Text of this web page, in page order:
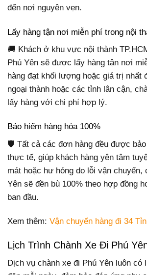
đến nơi nguyên vẹn.
Lấy hàng tận nơi miễn phí trong nội
🚚 Khách ở khu vực nội thành
Phú Yên sẽ được lấy hàng tận nơi
hàng đạt khối lượng hoặc giá trị nhất
ngoại thành hoặc các tỉnh lân cận,
lấy hàng với chi phí hợp lý.
Bảo hiểm hàng hóa 100%
🛡 Tất cả các đơn hàng đều được
thực tế, giúp khách hàng yên tâm
mát hoặc hư hỏng do lỗi vận chuyển,
Yên sẽ đền bù 100% theo hợp đồng
ban đầu.
Xem thêm: Vận chuyển hàng đi 34
Lịch Trình Chành Xe Đi Phú
Dịch vụ chành xe đi Phú Yên luôn có